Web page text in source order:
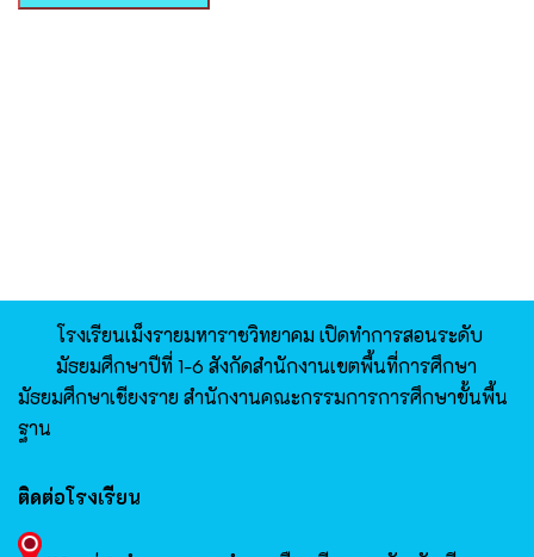
โรงเรียนเม็งรายมหาราชวิทยาคม​ เปิดทำการสอนระดับ
มัธยมศึกษาปีที่​ 1-6 สังกัดสำนักงานเขตพื้นที่การศึกษา
มัธยมศึกษาเชียงราย สำนักงานคณะกรรมการการศึกษาขั้นพื้น
ฐาน
ติดต่อโรงเรียน